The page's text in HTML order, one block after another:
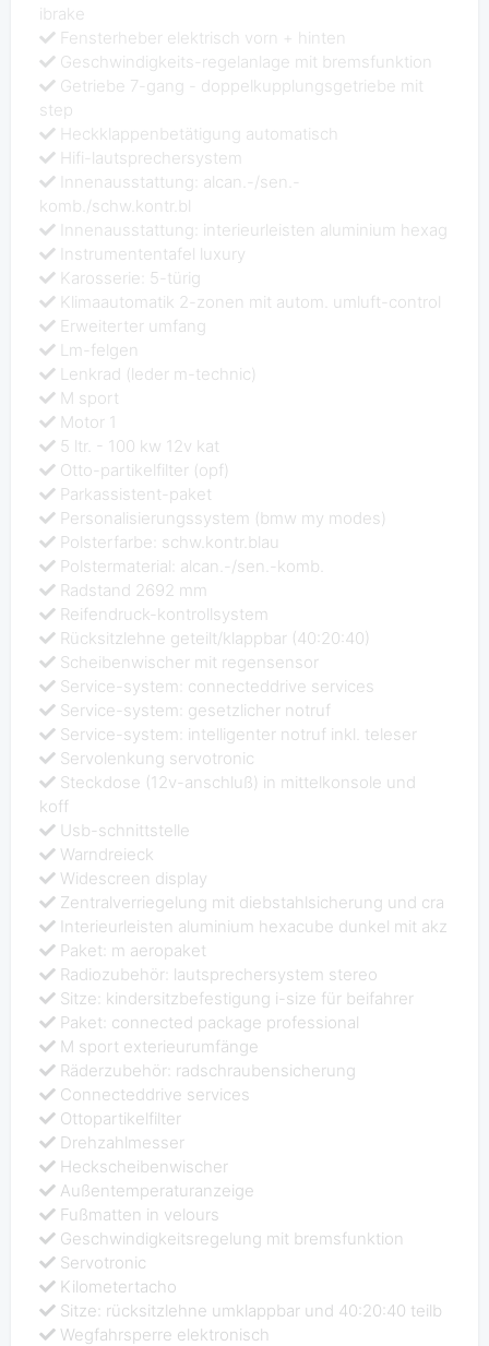
ibrake
Fensterheber elektrisch vorn + hinten
Geschwindigkeits-regelanlage mit bremsfunktion
Getriebe 7-gang - doppelkupplungsgetriebe mit
step
Heckklappenbetätigung automatisch
Hifi-lautsprechersystem
Innenausstattung: alcan.-/sen.-
komb./schw.kontr.bl
Innenausstattung: interieurleisten aluminium hexag
Instrumententafel luxury
Karosserie: 5-türig
Klimaautomatik 2-zonen mit autom. umluft-control
Erweiterter umfang
Lm-felgen
Lenkrad (leder m-technic)
M sport
Motor 1
5 ltr. - 100 kw 12v kat
Otto-partikelfilter (opf)
Parkassistent-paket
Personalisierungssystem (bmw my modes)
Polsterfarbe: schw.kontr.blau
Polstermaterial: alcan.-/sen.-komb.
Radstand 2692 mm
Reifendruck-kontrollsystem
Rücksitzlehne geteilt/klappbar (40:20:40)
Scheibenwischer mit regensensor
Service-system: connecteddrive services
Service-system: gesetzlicher notruf
Service-system: intelligenter notruf inkl. teleser
Servolenkung servotronic
Steckdose (12v-anschluß) in mittelkonsole und
koff
Usb-schnittstelle
Warndreieck
Widescreen display
Zentralverriegelung mit diebstahlsicherung und cra
Interieurleisten aluminium hexacube dunkel mit akz
Paket: m aeropaket
Radiozubehör: lautsprechersystem stereo
Sitze: kindersitzbefestigung i-size für beifahrer
Paket: connected package professional
M sport exterieurumfänge
Räderzubehör: radschraubensicherung
Connecteddrive services
Ottopartikelfilter
Drehzahlmesser
Heckscheibenwischer
Außentemperaturanzeige
Fußmatten in velours
Geschwindigkeitsregelung mit bremsfunktion
Servotronic
Kilometertacho
Sitze: rücksitzlehne umklappbar und 40:20:40 teilb
Wegfahrsperre elektronisch